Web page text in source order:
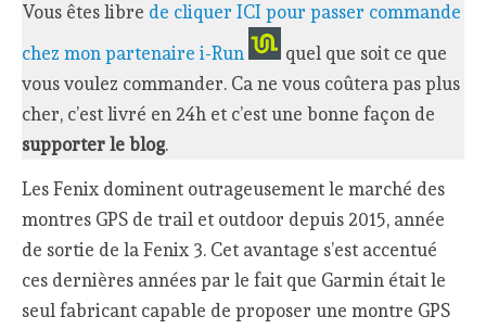
Vous êtes libre de cliquer ICI pour passer commande
chez mon partenaire i-Run
quel que soit ce que
vous voulez commander. Ca ne vous coûtera pas plus
cher, c’est livré en 24h et c’est une bonne façon de
supporter le blog.
Les Fenix dominent outrageusement le marché des
montres GPS de trail et outdoor depuis 2015, année
de sortie de la Fenix 3. Cet avantage s’est accentué
ces dernières années par le fait que Garmin était le
seul fabricant capable de proposer une montre GPS